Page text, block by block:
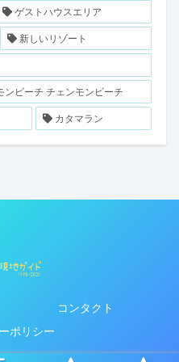
ゲストハウスエリア
新しいリゾート
ンビーチ チェンモンビーチ
カタマラン
コンタクト
ポリシー
地ガイド 1998-2021過去ログ